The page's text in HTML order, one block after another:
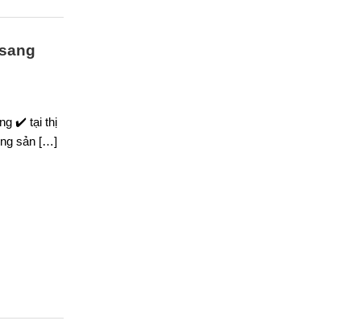
✔️ tại thị
sản […]